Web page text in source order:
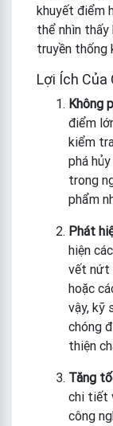
khuyết điểm
thể nhìn thấy
truyền thống
Lợi Ích Của
Không
điểm
kiểm
phá
trong
phẩm
Phát
hiện
vết nứt
hoặc
vậy, kỹ
chóng
thiện
Tăng
chi tiết
công